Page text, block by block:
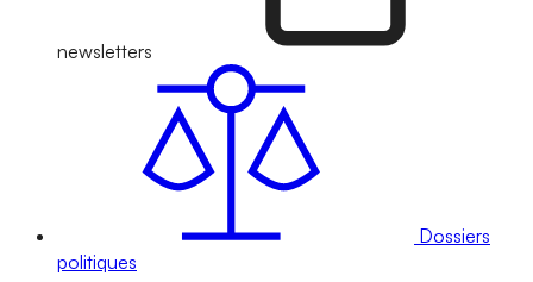
newsletters
Dossiers
politiques